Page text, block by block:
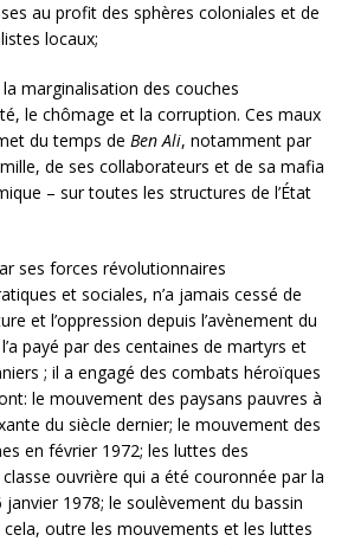
au profit des sphères coloniales et de
locaux;
marginalisation des couches
le chômage et la corruption. Ces maux
du temps de Ben Ali, notamment par
de ses collaborateurs et de sa mafia
– sur toutes les structures de l’État
ses forces révolutionnaires
et sociales, n’a jamais cessé de
et l’oppression depuis l’avènement du
payé par des centaines de martyrs et
; il a engagé des combats héroïques
le mouvement des paysans pauvres à
du siècle dernier; le mouvement des
en février 1972; les luttes des
ouvrière qui a été couronnée par la
janvier 1978; le soulèvement du bassin
outre les mouvements et les luttes